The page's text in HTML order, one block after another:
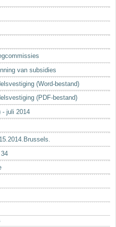
van subsidies
(Word-bestand)
(PDF-bestand)
- juli 2014